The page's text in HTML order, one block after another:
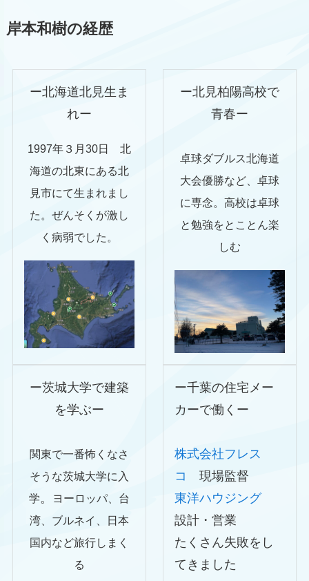
岸本和樹の経歴
ー北海道北見生ま
れー
1997年３月30日 北
海道の北東にある北
見市にて生まれまし
た。ぜんそくが激し
く病弱でした。
ー北見柏陽高校で
青春ー
卓球ダブルス北海道
大会優勝など、卓球
に専念。高校は卓球
と勉強をとことん楽
しむ
ー茨城大学で建築
を学ぶー
関東で一番怖くなさ
そうな茨城大学に入
学。
ヨーロッパ、台
湾、ブルネイ、日本
国内など旅行しまく
る
ー千葉の住宅メー
カーで働くー
株式会社フレス
コ
現場監督
東洋ハウジング
設計・営業
たくさん失敗をし
てきました